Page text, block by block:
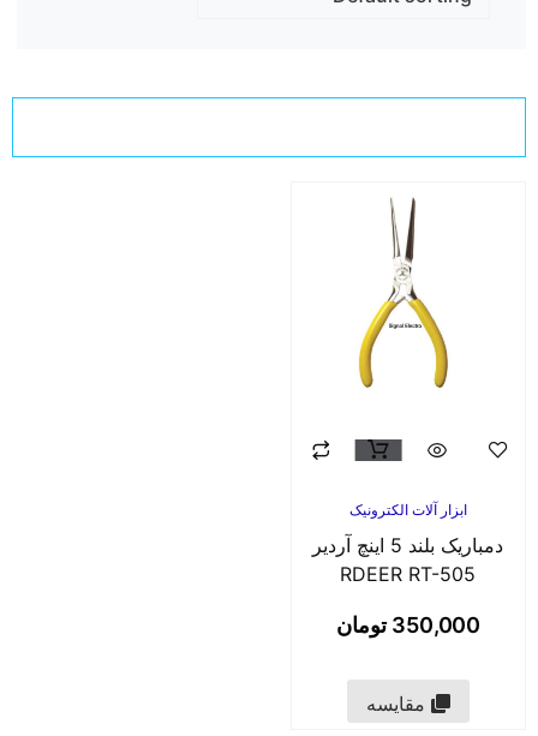
ابزار آلات الکترونیک
دمباریک بلند 5 اینچ آردیر
RDEER RT-505
350,000 تومان
مقایسه